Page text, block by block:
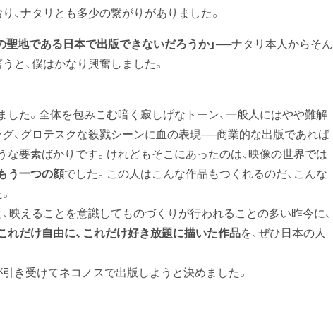
、ナタリとも多少の繋がりがありました。
聖地である日本で出版できないだろうか」──ナタリ本人からそん
と、僕はかなり興奮しました。
た。全体を包みこむ暗く寂しげなトーン、一般人にはやや難解
、グロテスクな殺戮シーンに血の表現──商業的な出版であれば
要素ばかりです。けれどもそこにあったのは、映像の世界では
う一つの顔でした。この人はこんな作品もつくれるのだ、こんな
映えることを意識してものづくりが行われることの多い昨今に、
だけ自由に、これだけ好き放題に描いた作品を、ぜひ日本の人
き受けてネコノスで出版しようと決めました。